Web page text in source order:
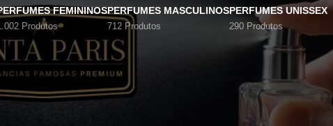
FEMININOS
Produtos
PERFUMES MASCULINOS
712 Produtos
PERFUMES UNISSEX
290 Produtos
Mostrar 9 12 18 24